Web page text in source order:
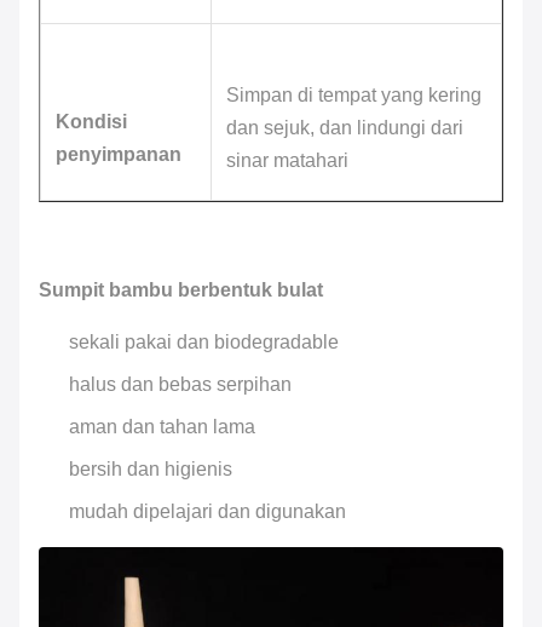
Kondisi
penyimpanan
Simpan di tempat yang kering
dan sejuk, dan lindungi dari
sinar matahari
Sumpit bambu berbentuk bulat
sekali pakai dan biodegradable
halus dan bebas serpihan
aman dan tahan lama
bersih dan higienis
mudah dipelajari dan digunakan